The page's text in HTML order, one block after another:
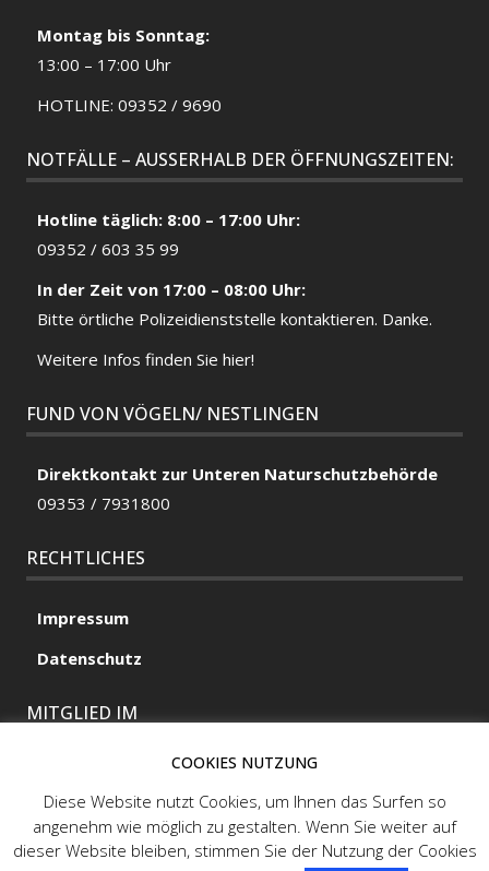
Montag bis Sonntag:
13:00 – 17:00 Uhr
HOTLINE: 09352 / 9690
NOTFÄLLE – AUSSERHALB DER ÖFFNUNGSZEITEN:
Hotline täglich: 8:00 – 17:00 Uhr:
09352 / 603 35 99
In der Zeit von 17:00 – 08:00 Uhr:
Bitte örtliche Polizeidienststelle kontaktieren. Danke.
Weitere Infos finden Sie hier!
FUND VON VÖGELN/ NESTLINGEN
Direktkontakt zur Unteren Naturschutzbehörde
09353 / 7931800
RECHTLICHES
Impressum
Datenschutz
MITGLIED IM
MITGLIED IM
COOKIES NUTZUNG
Diese Website nutzt Cookies, um Ihnen das Surfen so
angenehm wie möglich zu gestalten. Wenn Sie weiter auf
dieser Website bleiben, stimmen Sie der Nutzung der Cookies